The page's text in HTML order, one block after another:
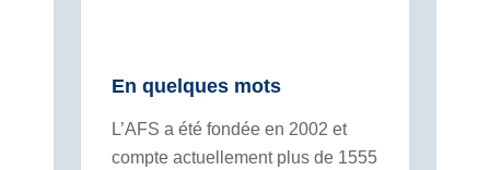
En quelques mots
L’AFS a été fondée en 2002 et
compte actuellement plus de 1555